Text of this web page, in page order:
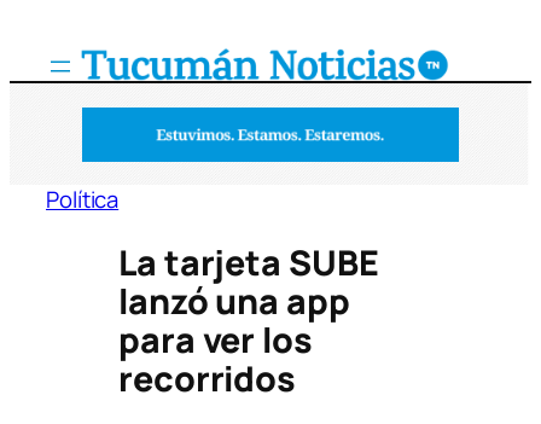
Política
La tarjeta SUBE
lanzó una app
para ver los
recorridos